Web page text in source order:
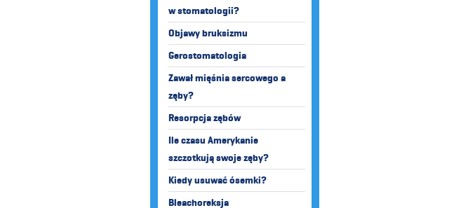
w stomatologii?
Objawy bruksizmu
Gerostomatologia
Zawał mięśnia sercowego a
zęby?
Resorpcja zębów
Ile czasu Amerykanie
szczotkują swoje zęby?
Kiedy usuwać ósemki?
Bleachoreksja